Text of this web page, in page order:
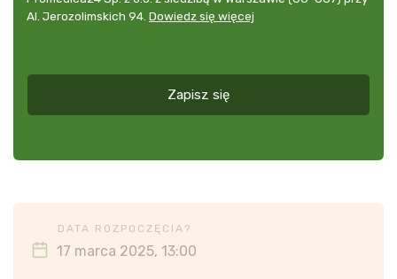
udzielonej
przedstawianie
osobowych
Al. Jerozolimskich 94. Dowiedz się więcej
Zapisz się
DATA ROZPOCZĘCIA?
17 marca 2025, 13:00